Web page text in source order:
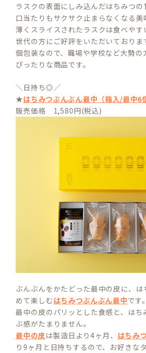
ラスクの表面にしみ込んだはちみつの
口当たりもサクサク止まらなくなる美
薄くスライスされたラスクは食べやす
世代の方にご好評をいただいておりま
個包装なので、職場や学校など大勢の
ぴったりな商品です。
＼日持ち◎／
★はちみつぶんぶん最中（箱入/最中6
販売価格 1,580円(税込)
ぶんぶんをかたどった最中の皮に、
めて楽しむはちみつぶんぶん最中です。
最中の皮のパリッとした食感と、はち
ぶ感がたまりません。
最中の皮は製造日より4ヶ月、 はちみ
り9ヶ月と日持ちするので、お好きな